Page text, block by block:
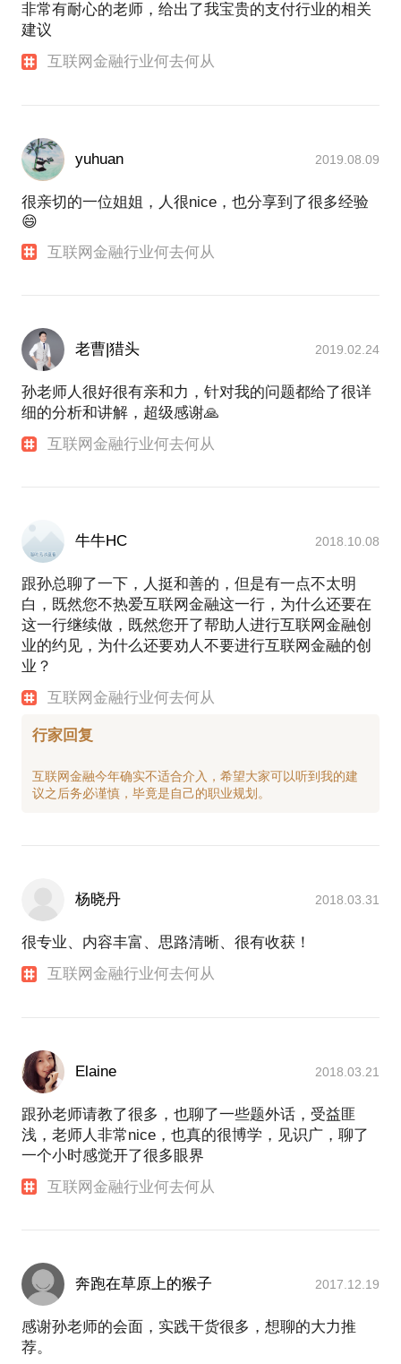
非常有耐心的老师，给出了我宝贵的支付行业的相关
建议
互联网金融行业何去何从
yuhuan 2019.08.09
很亲切的一位姐姐，人很nice，也分享到了很多经验
😄
互联网金融行业何去何从
老曹|猎头 2019.02.24
孙老师人很好很有亲和力，针对我的问题都给了很详
细的分析和讲解，超级感谢🙏
互联网金融行业何去何从
牛牛HC 2018.10.08
跟孙总聊了一下，人挺和善的，但是有一点不太明
白，既然您不热爱互联网金融这一行，为什么还要在
这一行继续做，既然您开了帮助人进行互联网金融创
业的约见，为什么还要劝人不要进行互联网金融的创
业？
互联网金融行业何去何从
行家回复
互联网金融今年确实不适合介入，希望大家可以听到我的建
杨晓丹 2018.03.31
很专业、内容丰富、思路清晰、很有收获！
互联网金融行业何去何从
Elaine 2018.03.21
跟孙老师请教了很多，也聊了一些题外话，受益匪
浅，老师人非常nice，也真的很博学，见识广，聊了
一个小时感觉开了很多眼界
互联网金融行业何去何从
奔跑在草原上的猴子 2017.12.19
感谢孙老师的会面，实践干货很多，想聊的大力推
荐。